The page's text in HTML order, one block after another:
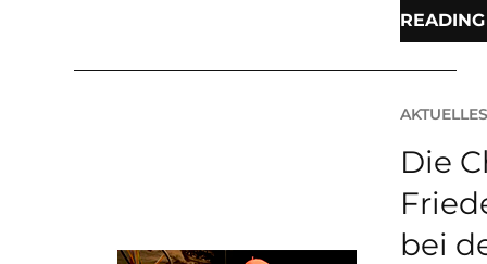
READING
AKTUELLES
Die
bei